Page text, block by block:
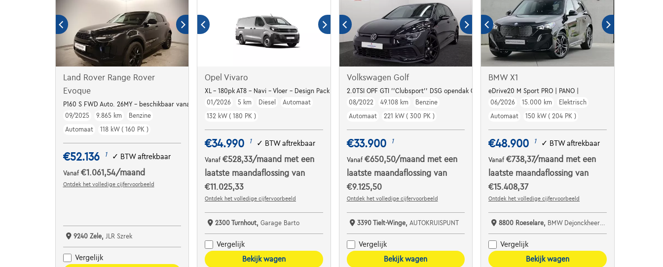
Land Rover Range Rover
Evoque
P160 S FWD Auto. 26MY - beschikbaar vanaf maart
09/2025
9.865 km
Benzine
Automaat
118 kW ( 160 PK )
€52.136 1 ✓ BTW aftrekbaar
Vanaf €1.061,54/maand
Ontdek het volledige cijfervoorbeeld
9240 Zele, JLR Szrek
Vergelijk
Opel Vivaro
XL - 180pk AT8 - Navi - Vloer - Design Pack - Full LED
01/2026
5 km Diesel
Automaat
132 kW ( 180 PK )
€34.990 1 ✓ BTW aftrekbaar
Vanaf€528,33/maand met een
laatste maandaflossing van
€11.025,33
Ontdek het volledige cijfervoorbeeld
2300 Turnhout,Garage Barto
Vergelijk
Bekijk wagen
Volkswagen Golf
2.0TSI OPF GTI ''Clubsport'' DSG opendak GPS Camera Alu19
08/2022
49.108 km
Benzine
Automaat
221 kW ( 300 PK )
€33.900 1
Vanaf €650,50/maand met een
laatste maandaflossing van
€9.125,50
Ontdek het volledige cijfervoorbeeld
3390 Tielt-Winge, AUTOKRUISPUNT
Vergelijk
Bekijk wagen
BMW X1
eDrive20 M Sport PRO | PANO |
06/2026
15.000 km
Elektrisch
Automaat
150 kW ( 204 PK )
€48.900 1 ✓ BTW aftrekbaar
Vanaf€738,37/maand met een
laatste maandaflossing van
€15.408,37
Ontdek het volledige cijfervoorbeeld
8800 Roeselare, BMW Dejonckheere Roeselare
Vergelijk
Bekijk wagen